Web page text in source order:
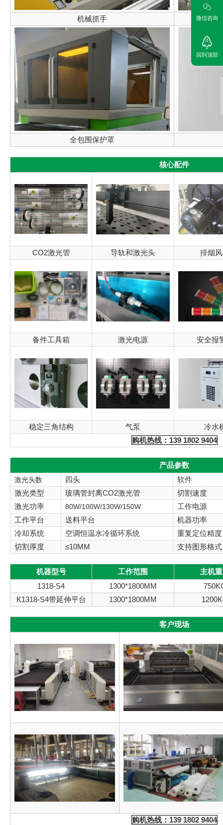
机械抓手
全包围保护罩
核心配件
CO2激光管 导轨和激光头 排烟
备件工具箱 激光电源 安全报
稳定三角结构 气泵
冷水
购机热线：139 1802 9404
产品参数
激光头数 四头
软件
激光类型
玻璃管封离CO2激光管
切割速度
激光功率
80W/100W/130W/150W
工作电源
工作平台
送料平台
机器功率
冷却系统
空调恒温水冷循环系统
重复定位精度
切割厚度
≤10MM 支持图形格式
机器型号 工作范围
主机
1318-S4
1300*1800MM
K1318-S4带延伸平台
1300*1800MM
客户现场
购机热线：139 1802 9404
微信咨询
回到顶部